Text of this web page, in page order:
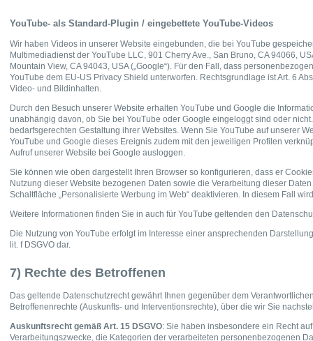
YouTube- als Standard-Plugin / eingebettete YouTube-Videos
Wir haben Videos in unserer Website eingebunden, die bei YouTube
Multimediadienst der YouTube LLC, 901 Cherry Ave., San Bruno, CA 94066,
Mountain View, CA 94043, USA („Google“). Für den Fall, dass
YouTube dem EU-US Privacy Shield unterworfen. Rechtsgrundlage ist Art. 6
Video- und Bildinhalten.
Durch den Besuch unserer Website erhalten YouTube und Google die
unabhängig davon, ob Sie bei YouTube oder Google eingeloggt sind oder
bedarfsgerechten Gestaltung ihrer Websites. Wenn Sie YouTube auf unserer
YouTube und Google dieses Ereignis zudem mit den jeweiligen Profilen
Aufruf unserer Website bei Google ausloggen.
Sie können wie oben dargestellt Ihren Browser so konfigurieren, dass er
Nutzung dieser Website bezogenen Daten sowie die Verarbeitung dieser
Schaltfläche „Personalisierte Werbung im Web“ deaktivieren. In diesem Fall
Weitere Informationen finden Sie in auch für YouTube geltenden den
Die Nutzung von YouTube erfolgt im Interesse einer ansprechenden
lit. f DSGVO dar.
7) Rechte des Betroffenen
Das geltende Datenschutzrecht gewährt Ihnen gegenüber dem
Betroffenenrechte (Auskunfts- und Interventionsrechte), über die wir Sie
Auskunftsrecht gemäß Art. 15 DSGVO: Sie haben insbesondere ein Recht
Verarbeitungszwecke, die Kategorien der verarbeiteten personenbezogenen